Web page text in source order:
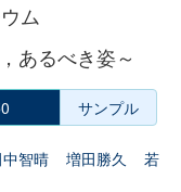
ム
あるべき姿～
サンプル
中智晴 増田勝久
若